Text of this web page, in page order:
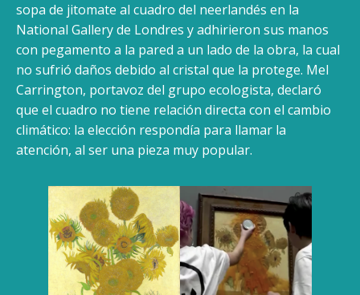
sopa de jitomate al cuadro del neerlandés en la
National Gallery de Londres y adhirieron sus manos
con pegamento a la pared a un lado de la obra, la cual
no sufrió daños debido al cristal que la protege. Mel
Carrington, portavoz del grupo ecologista, declaró
que el cuadro no tiene relación directa con el cambio
climático: la elección respondía para llamar la
atención, al ser una pieza muy popular.